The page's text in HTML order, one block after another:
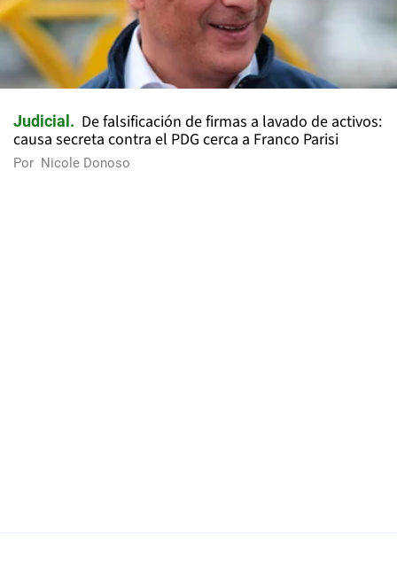
Judicial
De falsificación de firmas a lavado de activos:
causa secreta contra el PDG cerca a Franco Parisi
Por Nicole Donoso